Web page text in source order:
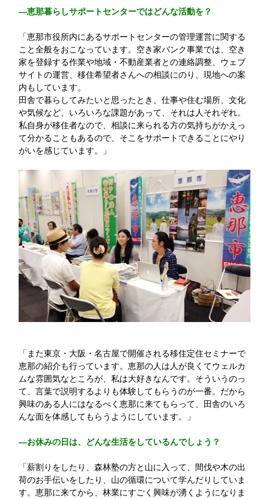
—恵那暮らしサポートセンターではどんな活動を？
「恵那市役所内にあるサポートセンターの管理運営に関する
こと全般をおこなっています。空き家バンク事業では、空き
家を登録する作業や地域・不動産業者との連絡調整、ウェブ
サイトの運営、移住希望者さんへの相談にのり、現地への案
内もしています。
田舎で暮らしてみたいと思ったとき、仕事や住む場所、文化
や気候など、いろいろな課題があって、それは人それぞれ。
私自身が移住者なので、相談に来られる方の気持ちがかえっ
て分かることもあるので、そこをサポートできることにやり
がいを感じています。」
「また東京・大阪・名古屋で開催される移住定住セミナーで
恵那の紹介も行っています。恵那の人は人が良くてウェルカ
ムな雰囲気なところが、私は大好きなんです。そういうのっ
て、言葉で説明するよりも体験してもらうのが一番。だから
興味のある人にはなるべく恵那に来てもらって、田舎のいろ
んな面を体感してもらうようにしています。」
—お休みの日は、どんな生活をしているんでしょう？
「薪割りをしたり、森林塾の方と山に入って、間伐や木の出
荷のお手伝いをしたり、山の循環について学んだりしていま
す。恵那に来てから、林業にすごく興味が湧くようになりま